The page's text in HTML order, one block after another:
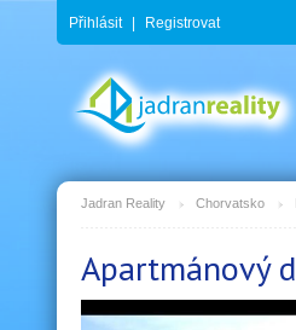
Přihlásit | Registrovat
Jadran Reality Chorvatsko
Apartmánový